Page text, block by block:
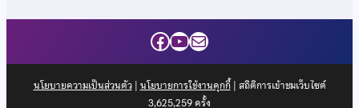
Facebook
YouTube
Mail
นโยบายความเป็นส่วนตัว| นโยบายการใช้งานคุกกี้| สถิติการเข้าชมเว็บไซต์
3,625,259ครั้ง